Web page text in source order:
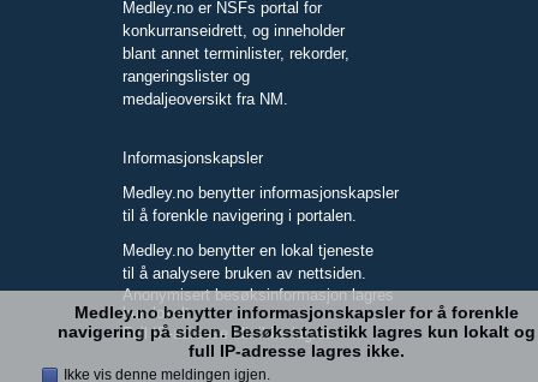
Medley.no er NSFs portal for
konkurranseidrett, og inneholder
blant annet terminlister, rekorder,
rangeringslister og
medaljeoversikt fra NM.
Informasjonskapsler
Medley.no benytter informasjonskapsler
til å forenkle navigering i portalen.
Medley.no benytter en lokal tjeneste
til å analysere bruken av nettsiden.
Anonymisert besøksinformasjon lagres
kun lokalt.
Full IP-adresse blir ikke lagret.
Medley.no benytter informasjonskapsler for å forenkle
navigering på siden. Besøksstatistikk lagres kun lokalt og
full IP-adresse lagres ikke.
Ikke vis denne meldingen igjen.